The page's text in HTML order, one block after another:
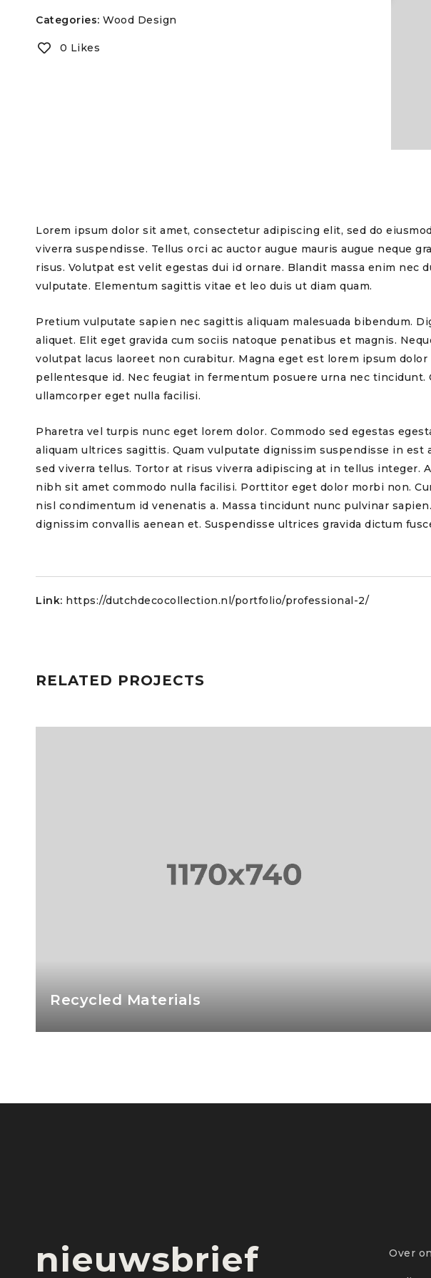
Categories: Wood Design
0 Likes
Lorem ipsum dolor sit amet, consectetur adipiscing elit, sed do
viverra suspendisse. Tellus orci ac auctor augue mauris augue neque
risus. Volutpat est velit egestas dui id ornare. Blandit massa enim nec
vulputate. Elementum sagittis vitae et leo duis ut diam quam.
Pretium vulputate sapien nec sagittis aliquam malesuada bibendum.
aliquet. Elit eget gravida cum sociis natoque penatibus et magnis.
volutpat lacus laoreet non curabitur. Magna eget est lorem ipsum
pellentesque id. Nec feugiat in fermentum posuere urna nec
ullamcorper eget nulla facilisi.
Pharetra vel turpis nunc eget lorem dolor. Commodo sed egestas
aliquam ultrices sagittis. Quam vulputate dignissim suspendisse in
sed viverra tellus. Tortor at risus viverra adipiscing at in tellus
nibh sit amet commodo nulla facilisi. Porttitor eget dolor morbi non.
nisl condimentum id venenatis a. Massa tincidunt nunc pulvinar
dignissim convallis aenean et. Suspendisse ultrices gravida dictum
Link: https://dutchdecocollection.nl/portfolio/professional-2/
RELATED PROJECTS
Furniture in Small Space
nieuwsbrief
Over